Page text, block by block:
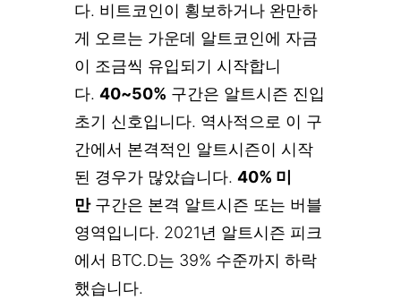
다. 비트코인이 횡보하거나 완만하
게 오르는 가운데 알트코인에 자금
이 조금씩 유입되기 시작합니
다. 40~50% 구간은 알트시즌 진입
초기 신호입니다. 역사적으로 이 구
간에서 본격적인 알트시즌이 시작
된 경우가 많았습니다. 40% 미
만구간은 본격 알트시즌 또는 버블
영역입니다. 2021년 알트시즌 피크
에서 BTC.D는 39% 수준까지 하락
했습니다.